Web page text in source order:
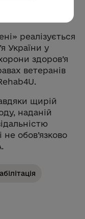
ініційованої
реалізується
України у
здоров’я
ветеранів
щирій
наданій
обов’язково